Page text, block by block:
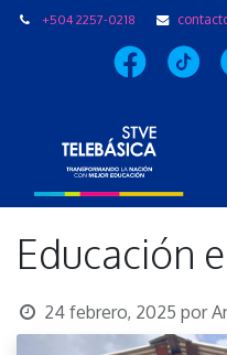
+504 2257-0218
Educación
24 febrero, 2025 por